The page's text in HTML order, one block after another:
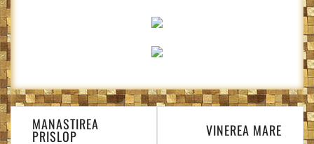
Navigare
în MANASTIREA
PRISLOP VINEREA MARE